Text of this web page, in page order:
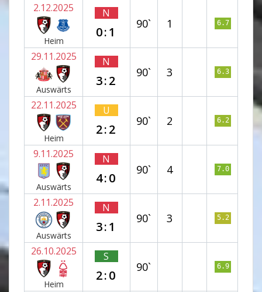
2.12.2025
Heim
N
0:1
90` 1 6.7
29.11.2025
Auswärts
N
3:2
90` 3 6.3
22.11.2025
Heim
U
2:2
90` 2 6.2
9.11.2025
Auswärts
N
4:0
90` 4 7.0
2.11.2025
Auswärts
N
3:1
90` 3 5.2
26.10.2025
Heim
S
2:0
90` 6.9